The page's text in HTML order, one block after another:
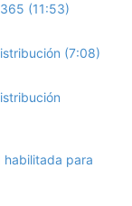
(11:53)
(7:08)
habilitada para